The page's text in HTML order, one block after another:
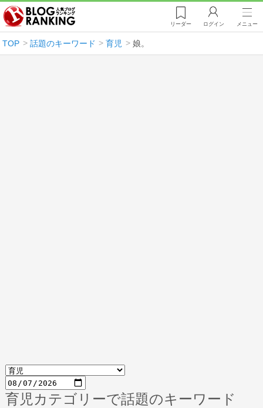
リーダー ログイン メニュー
TOP 話題のキーワード 育児 娘。
育児カテゴリーで話題のキーワード